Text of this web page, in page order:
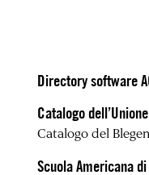
Directory software
Catalogo
Catalogo del
Scuola Americana